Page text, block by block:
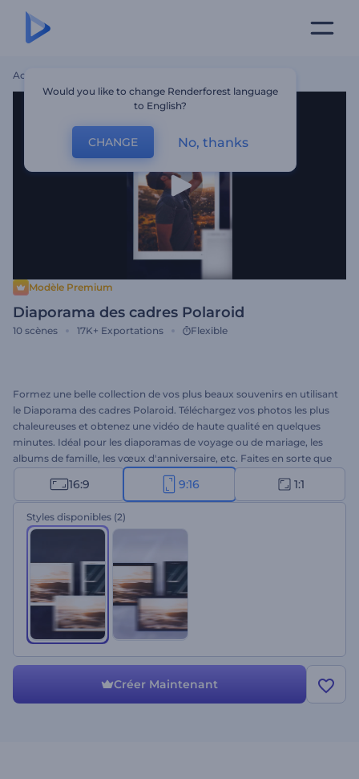
Accueil
Modèle Premium
Diaporama des cadres Polaroid
10 scènes 17K+ Exportations Flexible
Formez une belle collection de vos plus beaux souvenirs en utilisant
le Diaporama des cadres Polaroid. Téléchargez vos photos les plus
chaleureuses et obtenez une vidéo de haute qualité en quelques
minutes. Idéal pour les diaporamas de voyage ou de mariage, les
albums de famille, les vœux d'anniversaire, etc. Faites en sorte que
vos souvenirs durent pour toujours. Essayez ce modèle dès
maintenant !16:9 9:16 1:1
Styles disponibles (2)
Créer Maintenant
Would you like to change Renderforest language
to English?
CHANGE No, thanks